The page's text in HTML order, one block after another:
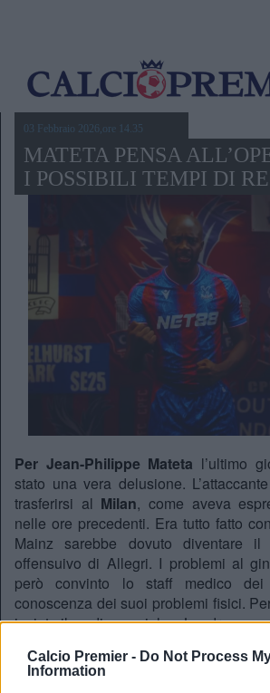
Calcio Premier - Do Not Process
Information
03 Febbraio 2026,ore 14.35
MATETA PENSA
I POSSIBILI TEMPI DI
Per Jean-Philippe Mateta l’ultimo
stato una vera delusione.
trasferirsi al Milan, come aveva
nelle ore precedenti. Era tutto fatto
Mainz sarebbe dovuto diventare il
offensuivo di Allegri. I problemi al
però convinto lo staff medico
conoscenza dei suoi problemi fisici.
inviato il medico sociale a Londra.
🚨🔴🔵 Crystal Palace complete
Larsen deal from Wolves for £47m